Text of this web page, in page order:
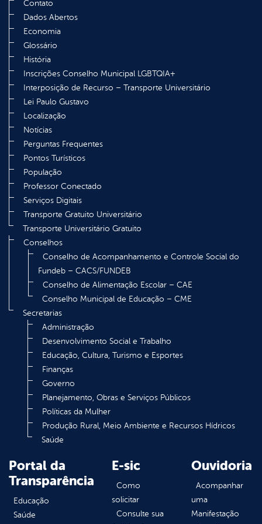
Contato
Dados Abertos
Economia
Glossário
História
Inscrições Conselho Municipal LGBTQIA+
Interposição de Recurso – Transporte Universitário
Lei Paulo Gustavo
Localização
Notícias
Perguntas Frequentes
Pontos Turísticos
População
Professor Conectado
Serviços Digitais
Transporte Gratuito Universitário
Transporte Universitário Gratuito
Conselhos
Conselho de Acompanhamento e Controle Social do
Fundeb – CACS/FUNDEB
Conselho de Alimentação Escolar – CAE
Conselho Municipal de Educação – CME
Secretarias
Administração
Desenvolvimento Social e Trabalho
Educação, Cultura, Turismo e Esportes
Finanças
Governo
Planejamento, Obras e Serviços Públicos
Políticas da Mulher
Produção Rural, Meio Ambiente e Recursos Hídricos
Saúde
Portal da
Transparência
Educação
Saúde
E-sic
Como
solicitar
Consulte sua
Ouvidoria
Acompanhar
uma
Manifestação